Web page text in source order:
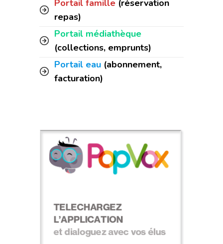
Portail famille (réservation
repas)
Portail médiathèque
(collections, emprunts)
Portail eau (abonnement,
facturation)